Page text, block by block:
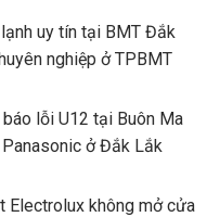
uy tín tại BMT Đắk
nghiệp ở TPBMT
lỗi U12 tại Buôn Ma
ở Đắk Lắk
Electrolux không mở cửa